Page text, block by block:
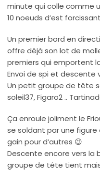
minute qui colle comme
10 noeuds d’est
Un premier bord en
offre déjà son lot de
premiers qui emportent
Envoi de spi et descente
Un petit groupe de tête
soleil37, Figaro2 ..
Ça enroule joliment le
se soldant par une
gain pour d’autres 😉
Descente encore vers la
groupe de tête tient